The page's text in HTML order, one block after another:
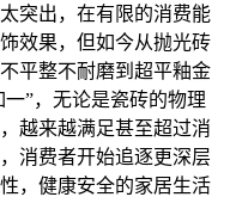
突出，在有限的消费能
效果，但如今从抛光砖
平整不耐磨到超平釉金
一”，无论是瓷砖的物理
越来越满足甚至超过消
消费者开始追逐更深层
，健康安全的家居生活